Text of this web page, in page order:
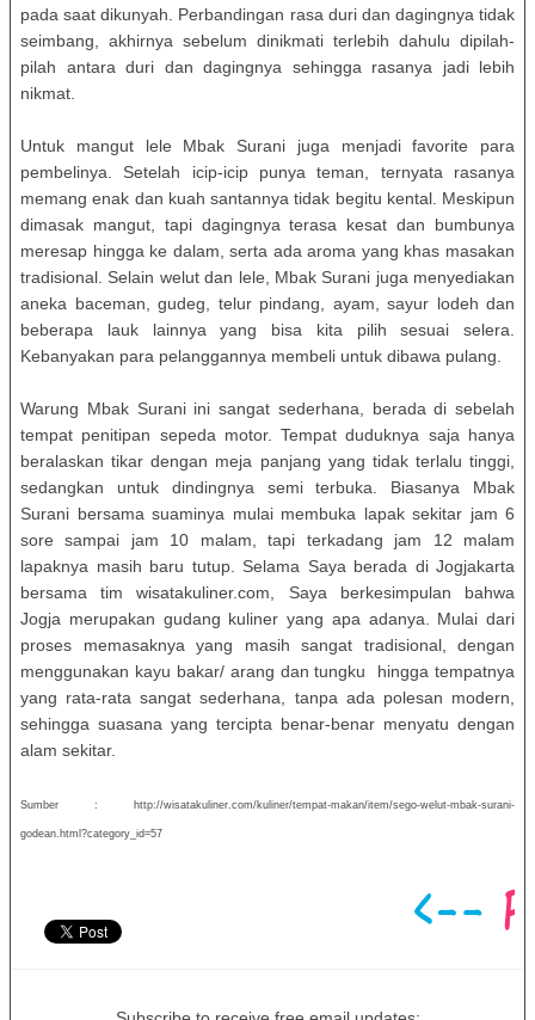
pada saat dikunyah. Perbandingan rasa duri dan dagingnya tidak
seimbang, akhirnya sebelum dinikmati terlebih dahulu dipilah-
pilah antara duri dan dagingnya sehingga rasanya jadi lebih
nikmat.
Untuk mangut lele Mbak Surani juga menjadi favorite para
pembelinya. Setelah icip-icip punya teman, ternyata rasanya
memang enak dan kuah santannya tidak begitu kental. Meskipun
dimasak mangut, tapi dagingnya terasa kesat dan bumbunya
meresap hingga ke dalam, serta ada aroma yang khas masakan
tradisional. Selain welut dan lele, Mbak Surani juga menyediakan
aneka baceman, gudeg, telur pindang, ayam, sayur lodeh dan
beberapa lauk lainnya yang bisa kita pilih sesuai selera.
Kebanyakan para pelanggannya membeli untuk dibawa pulang.
Warung Mbak Surani ini sangat sederhana, berada di sebelah
tempat penitipan sepeda motor. Tempat duduknya saja hanya
beralaskan tikar dengan meja panjang yang tidak terlalu tinggi,
sedangkan untuk dindingnya semi terbuka. Biasanya Mbak
Surani bersama suaminya mulai membuka lapak sekitar jam 6
sore sampai jam 10 malam, tapi terkadang jam 12 malam
lapaknya masih baru tutup. Selama Saya berada di Jogjakarta
bersama tim wisatakuliner.com, Saya berkesimpulan bahwa
Jogja merupakan gudang kuliner yang apa adanya. Mulai dari
proses memasaknya yang masih sangat tradisional, dengan
menggunakan kayu bakar/ arang dan tungku hingga tempatnya
yang rata-rata sangat sederhana, tanpa ada polesan modern,
sehingga suasana yang tercipta benar-benar menyatu dengan
alam sekitar.
Sumber : http://wisatakuliner.com/kuliner/tempat-makan/item/sego-welut-mbak-surani-
godean.html?category_id=57